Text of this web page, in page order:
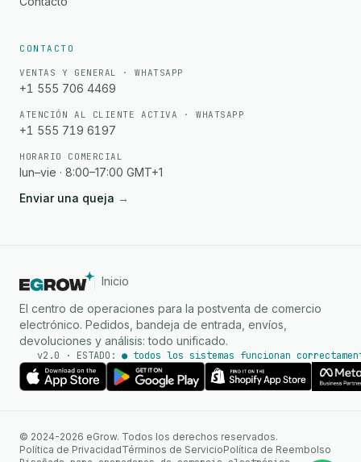
CONTACTO
VENTAS Y GENERAL · WHATSAPP
+1 555 706 4469
ATENCIÓN AL CLIENTE ACTIVA · WHATSAPP
+1 555 719 6197
HORARIO COMERCIAL
lun–vie · 8:00–17:00 GMT+1
Enviar una queja →
Inicio
El centro de operaciones para la postventa de comercio
electrónico. Pedidos, bandeja de entrada, envíos,
devoluciones y análisis: todo unificado.
v2.0 · ESTADO: ● todos los sistemas funcionan
© 2024-2026 eGrow. Todos los derechos reservados.
Política de PrivacidadTérminos de ServicioPolítica de Reembolso
WhatsApp